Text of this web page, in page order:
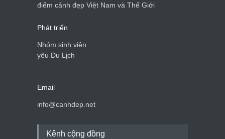
điểm cảnh đẹp Việt Nam và Thế Giới
Phát triển
Nhóm sinh viên
yêu Du Lịch
Email
info@canhdep.net
Kênh cộng đồng